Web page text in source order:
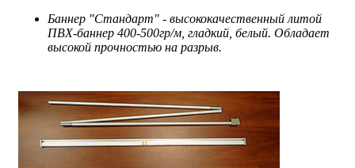
Баннер "Стандарт" - высококачественный литой
ПВХ-баннер 400-500гр/м, гладкий, белый. Обладает
высокой прочностью на разрыв.